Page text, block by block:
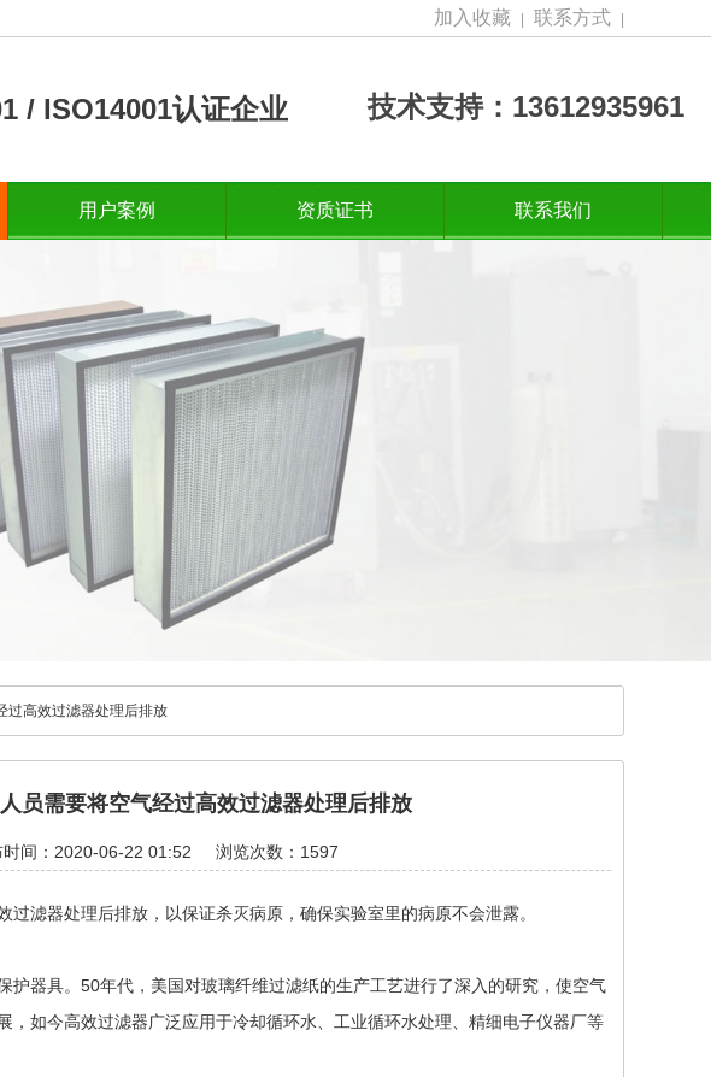
加入收藏 联系方式
/ ISO14001认证企业 技术支持：13612935961
用户案例 资质证书 联系我们
过高效过滤器处理后排放
员需要将空气经过高效过滤器处理后排放
时间：2020-06-22 01:52 浏览次数：1597
器处理后排放，以保证杀灭病原，确保实验室里的病原不会泄露。
护器具。50年代，美国对玻璃纤维过滤纸的生产工艺进行了深入的研究，使空气
如今高效过滤器广泛应用于冷却循环水、工业循环水处理、精细电子仪器厂等